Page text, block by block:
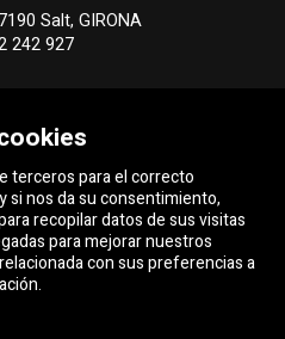
Salt, GIRONA
242 927
Uso de Cookies
terceros para el correcto
nos da su consentimiento,
recopilar datos de sus visitas
para mejorar nuestros
con sus preferencias a